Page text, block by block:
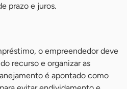
prazo e juros.
o empreendedor deve
recurso e organizar as
é apontado como